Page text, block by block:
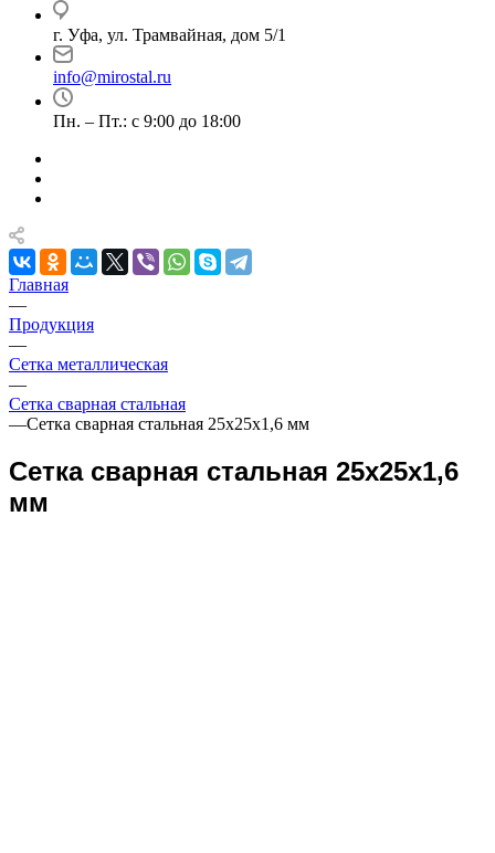
г. Уфа, ул. Трамвайная, дом 5/1
info@mirostal.ru
Пн. – Пт.: с 9:00 до 18:00
Главная
—
Продукция
—
Сетка металлическая
—
Сетка сварная стальная
—Сетка сварная стальная 25х25х1,6 мм
Сетка сварная стальная 25х25х1,6
мм